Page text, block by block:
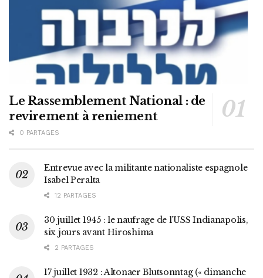
Le Rassemblement National : de
revirement à reniement
0 PARTAGES
Entrevue avec la militante nationaliste espagnole
Isabel Peralta
12 PARTAGES
30 juillet 1945 : le naufrage de l’USS Indianapolis,
six jours avant Hiroshima
2 PARTAGES
17 juillet 1932 : Altonaer Blutsonntag (« dimanche